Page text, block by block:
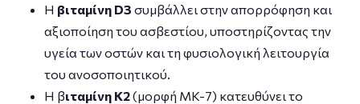
Η βιταμίνη D3 συμβάλλει στην απορρόφηση και
αξιοποίηση του ασβεστίου, υποστηρίζοντας την
υγεία των οστών και τη φυσιολογική λειτουργία
του ανοσοποιητικού.
Η βιταμίνη K2(μορφή MK-7) κατευθύνει το